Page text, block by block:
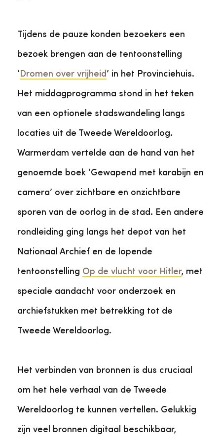
Tijdens de pauze konden bezoekers een
bezoek brengen aan de tentoonstelling
‘ Dromen over vrijheid’ in het Provinciehuis.
Het middagprogramma stond in het teken
van een optionele stadswandeling langs
locaties uit de Tweede Wereldoorlog.
Warmerdam vertelde aan de hand van het
genoemde boek ‘Gewapend met karabijn en
camera’ over zichtbare en onzichtbare
sporen van de oorlog in de stad. Een andere
rondleiding ging langs het depot van het
Nationaal Archief en de lopende
tentoonstelling Op de vlucht voor Hitler, met
speciale aandacht voor onderzoek en
archiefstukken met betrekking tot de
Tweede Wereldoorlog.
Het verbinden van bronnen is dus cruciaal
om het hele verhaal van de Tweede
Wereldoorlog te kunnen vertellen. Gelukkig
zijn veel bronnen digitaal beschikbaar,